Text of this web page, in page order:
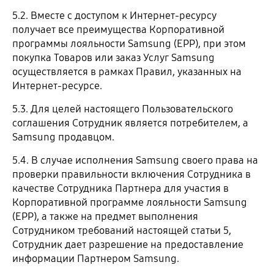
5.2. Вместе с доступом к Интернет-ресурсу
получает все преимущества Корпоративной
программы лояльности Samsung (EPP), при этом
покупка Товаров или заказ Услуг Samsung
осуществляется в рамках Правил, указанных на
Интернет-ресурсе.
5.3. Для целей настоящего Пользовательского
соглашения Сотрудник является потребителем, а
Samsung продавцом.
5.4. В случае исполнения Samsung своего права на
проверки правильности включения Сотрудника в
качестве Сотрудника Партнера для участия в
Корпоративной программе лояльности Samsung
(EPP), а также на предмет выполнения
Сотрудником требований настоящей статьи 5,
Сотрудник дает разрешение на предоставление
информации Партнером Samsung.